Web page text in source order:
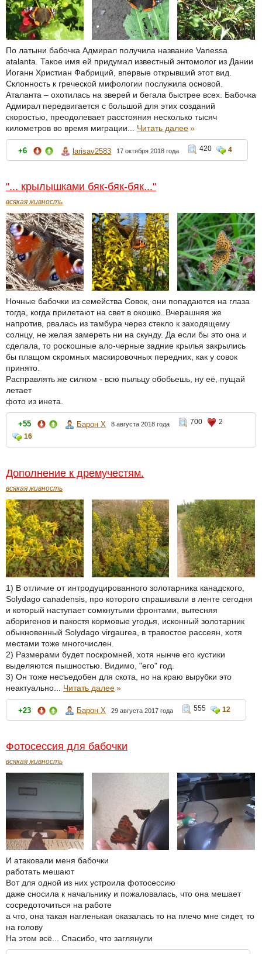
По латыни бабочка Адмирал получила название Vanessa
atalanta. Такое имя ей придумал известный энтомолог из Дании
Иоганн Христиан Фабриций, впервые открывший этот вид.
Склонность к греческой мифологии послужила основой.
Аталанта – охотилась на зверей и бегала быстрее всех. Бабочка
Адмирал передвигается с большой для этих созданий
скоростью, преодолевает расстояния несколько тысяч
километров во время миграции... Читать далее»
+6 larisav2583 17 октября 2018 года 420 4
"... крылышками бяк-бяк-бяк..."
всякая живность
Ночные бабочки из семейства Совок, они попадаются на глаза
тогда, когда прилетают на свет в окошко. Вчерашняя же
напротив, рвалась из тамбура через стекло к заходящему
солнцу, не желая замереть ни на скунду. Да если бы это она и
сделала, то роскошные ало-черные задние крылья закрылись
бы плащом скромных маскировочных передних, как у совок
принято.
Расправлять же силком - всю пыльцу обобьешь, ну её, пущай
летает
фото из инета.
+55 Барон Х 8 августа 2018 года 700
2
16
Дополнение к дремучестям.
всякая живность
1) В отличие от интродуцированного золотарника канадского,
Solydago canadensis, про которого спрашивали в ленте сегодня
и который наступает сомкнутыми фронтами, вытесняя
аборигенов и пакостя кормовые угодья, исконный золотарник
обыкновенный Solydago virgaurea, в травостое рассеян, хотя
местами тоже многочислен.
2) Размерами будет поскромней, хотя нынче его кустики
выделяются пышностью. Видимо, "его" год.
3) Он тоже несъедобен для скота, но на краю вырубки это
неактуально... Читать далее»
+23 Барон Х 29 августа 2017 года 555 12
Фотосессия для бабочки
всякая живность
И атаковали меня бабочки
работать мешают
Вот для одной из них устроила фотосессию
даже сносила к начальнику и пожаловалась, что она мешает
сосредоточиться на работе
а что, она такая нагленькая оказалась то на плечо мне сядет, то
на голову
На этом всё... Спасибо, что заглянули